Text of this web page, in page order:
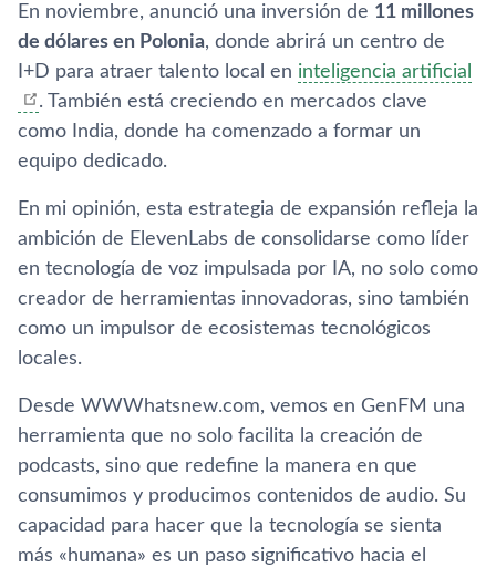
En noviembre, anunció una inversión de 11 millones
de dólares en Polonia, donde abrirá un centro de
I+D para atraer talento local en inteligencia artificial
. También está creciendo en mercados clave
como India, donde ha comenzado a formar un
equipo dedicado.
En mi opinión, esta estrategia de expansión refleja la
ambición de ElevenLabs de consolidarse como líder
en tecnología de voz impulsada por IA, no solo como
creador de herramientas innovadoras, sino también
como un impulsor de ecosistemas tecnológicos
locales.
Desde WWWhatsnew.com, vemos en GenFM una
herramienta que no solo facilita la creación de
podcasts, sino que redefine la manera en que
consumimos y producimos contenidos de audio. Su
capacidad para hacer que la tecnología se sienta
más «humana» es un paso significativo hacia el